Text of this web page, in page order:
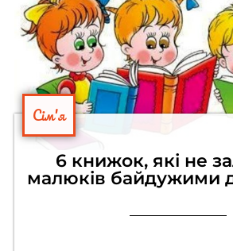
Сім'я
6 книжок, які не
малюків байдужими